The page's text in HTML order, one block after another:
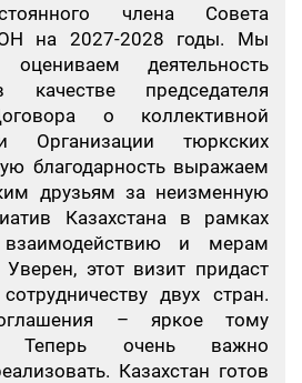
члена Совета
на 2027-2028 годы. Мы
деятельность
качестве председателя
о коллективной
Организации тюркских
благодарность выражаем
друзьям за неизменную
Казахстана в рамках
и мерам
этот визит придаст
двух стран.
– яркое тому
Теперь очень важно
Казахстан готов